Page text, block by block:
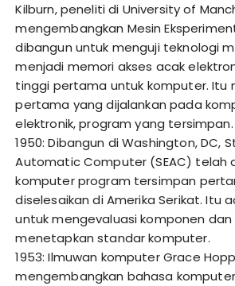
Kilburn, peneliti di University of
mengembangkan Mesin
dibangun untuk menguji teknologi
menjadi memori akses acak
tinggi pertama untuk komputer. Itu
pertama yang dijalankan pada
elektronik, program yang tersimpan.
1950: Dibangun di Washington, DC,
Automatic Computer (SEAC) telah
komputer program tersimpan
diselesaikan di Amerika Serikat. Itu
untuk mengevaluasi komponen dan
menetapkan standar komputer.
1953: Ilmuwan komputer Grace
mengembangkan bahasa